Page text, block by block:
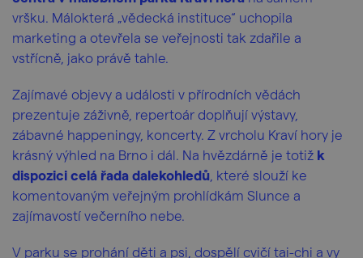
vršku. Málokterá „vědecká instituce“ uchopila
marketing a otevřela se veřejnosti tak zdařile a
vstřícně, jako právě tahle.
Zajímavé objevy a události v přírodních vědách
prezentuje záživně, repertoár doplňují výstavy,
zábavné happeningy, koncerty. Z vrcholu Kraví hory je
krásný výhled na Brno i dál. Na hvězdárně je totiž k
dispozici celá řada dalekohledů , které slouží ke
komentovaným veřejným prohlídkám Slunce a
zajímavostí večerního nebe.
V parku se prohání děti a psi, dospělí cvičí tai-chi a vy